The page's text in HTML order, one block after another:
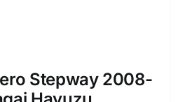
Stepway 2008-